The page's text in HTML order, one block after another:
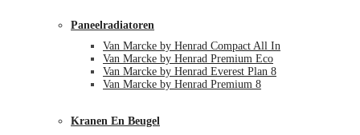
Paneelradiatoren
Van Marcke by Henrad Compact All In
Van Marcke by Henrad Premium Eco
Van Marcke by Henrad Everest Plan 8
Van Marcke by Henrad Premium 8
Kranen En Beugel